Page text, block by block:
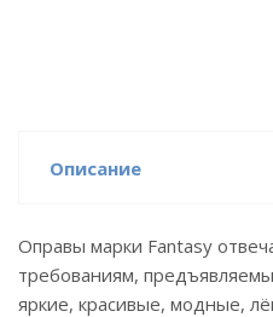
Описание
Оправы марки Fantasy
требованиям,
яркие, красивые, модные,